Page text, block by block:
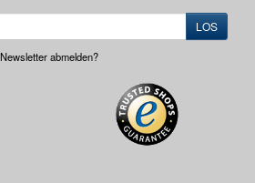
LOS
abmelden?